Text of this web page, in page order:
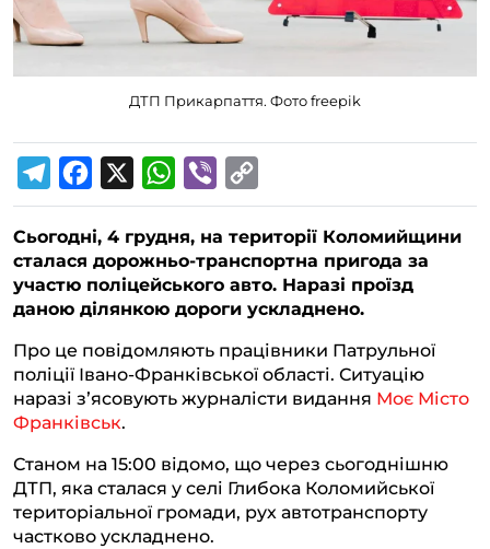
ДТП Прикарпаття. Фото freepik
e
l
e
g
a
m
a
c
e
b
o
k
W
h
a
t
s
p
p
i
b
e
r
o
p
y
L
n
k
Сьогодні, 4 грудня, на території Коломийщини
сталася дорожньо-транспортна пригода за
участю поліцейського авто. Наразі проїзд
даною ділянкою дороги ускладнено.
Про це повідомляють працівники Патрульної
поліції Івано-Франківської області. Ситуацію
наразі зʼясовують журналісти видання Моє Місто
Франківськ.
Станом на 15:00 відомо, що через сьогоднішню
ДТП, яка сталася у селі Глибока Коломийської
територіальної громади, рух автотранспорту
частково ускладнено.